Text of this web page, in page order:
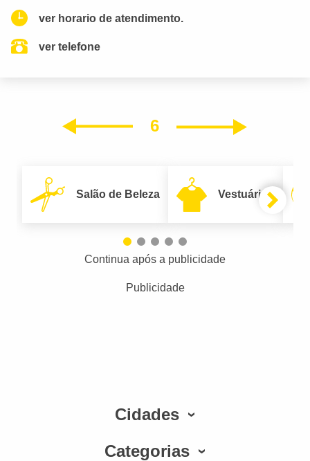
ver horario de atendimento.
ver telefone
6
Salão de Beleza Vestuário
Continua após a publicidade
Publicidade
Cidades
Categorias